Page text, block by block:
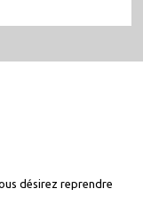
désirez reprendre